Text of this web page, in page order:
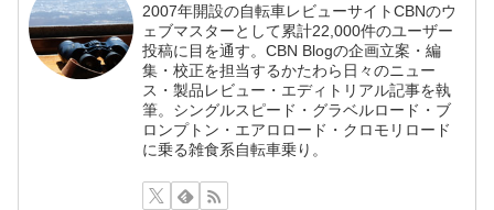
2007年開設の自転車レビューサイトCBNのウ
ェブマスターとして累計22,000件のユーザー
投稿に目を通す。CBN Blogの企画立案・編
集・校正を担当するかたわら日々のニュー
ス・製品レビュー・エディトリアル記事を執
筆。シングルスピード・グラベルロード・ブ
ロンプトン・エアロロード・クロモリロード
に乗る雑食系自転車乗り。